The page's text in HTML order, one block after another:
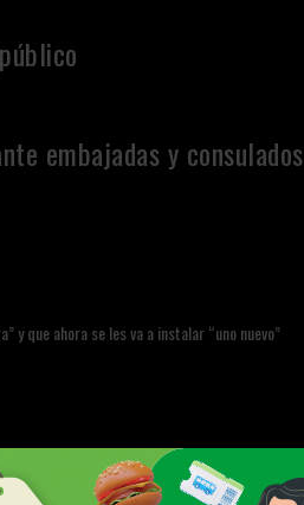
embajadas y consulados
que ahora se les va a instalar “uno nuevo”